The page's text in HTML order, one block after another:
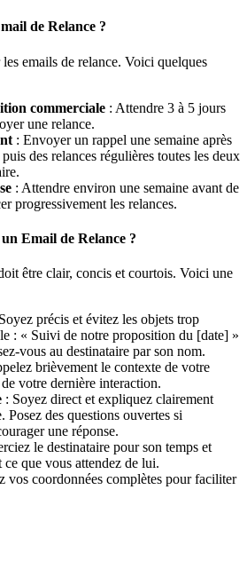
de Relance ?
emails de relance. Voici quelques
commerciale : Attendre 3 à 5 jours
une relance.
: Envoyer un rappel une semaine après
puis des relances régulières toutes les deux
: Attendre environ une semaine avant de
progressivement les relances.
Email de Relance ?
être clair, concis et courtois. Voici une
précis et évitez les objets trop
: « Suivi de notre proposition du [date] »
vous au destinataire par son nom.
brièvement le contexte de votre
votre dernière interaction.
: Soyez direct et expliquez clairement
Posez des questions ouvertes si
une réponse.
le destinataire pour son temps et
que vous attendez de lui.
vos coordonnées complètes pour faciliter